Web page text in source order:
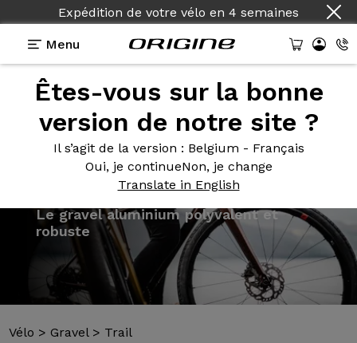
Expédition de votre vélo en 4 semaines
Menu
Êtes-vous sur la bonne
version de notre site ?
Il s’agit de la version : Belgium - Français
Oui, je continueNon, je change
Translate in English
Modèles
Vélo > Gravel> Trail